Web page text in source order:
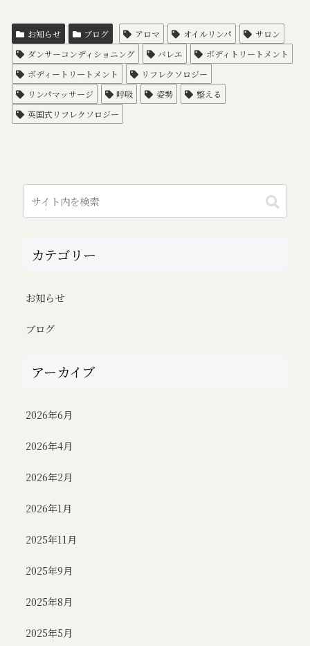
お知らせ ブログ アロマ オイルリンパ
サロン
ダンサーコンディショニング
バレエ
ボディトリートメント
ボディートリートメント
リフレクソロジー
リンパマッサージ
呼吸 姿勢
整える
英国式リフレクソロジー
カテゴリー
お知らせ
ブログ
アーカイブ
2026年6月
2026年4月
2026年2月
2026年1月
2025年11月
2025年9月
2025年8月
2025年5月